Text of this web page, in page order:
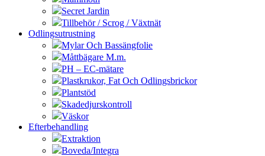
Secret Jardin
Tillbehör / Scrog / Växtnät
Odlingsutrustning
Mylar Och Bassängfolie
Måttbägare M.m.
PH – EC-mätare
Plastkrukor, Fat Och Odlingsbrickor
Plantstöd
Skadedjurskontroll
Väskor
Efterbehandling
Extraktion
Boveda/Integra